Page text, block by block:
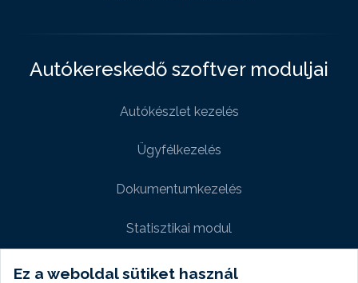
Ez a weboldal sütiket használ
Autókereskedő szoftver moduljai
Autókészlet kezelés
Ügyfélkezelés
Dokumentumkezelés
Statisztikai modul
Weboldal modul